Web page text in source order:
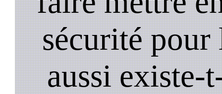
sécurité pour
aussi